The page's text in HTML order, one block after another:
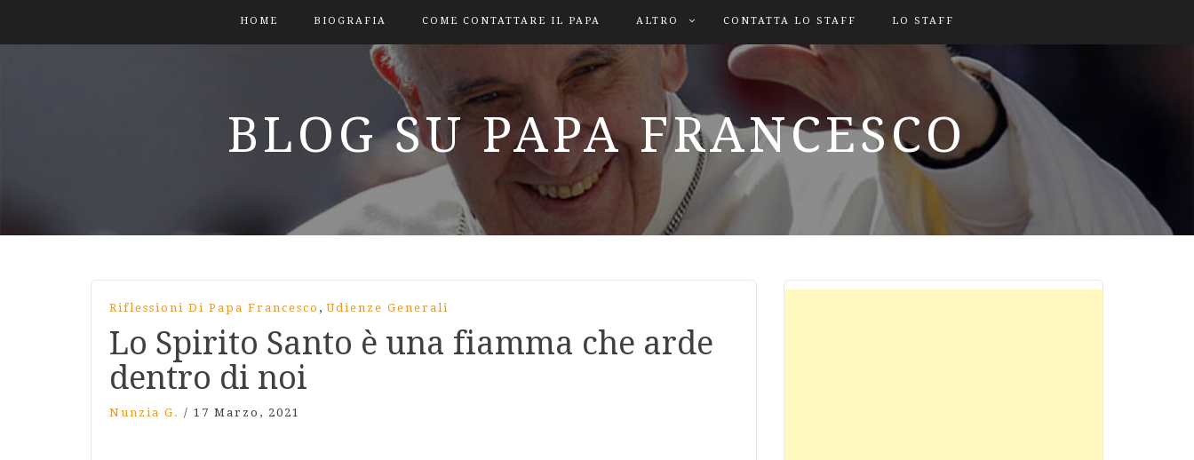
HOME BIOGRAFIA COME CONTATTARE IL PAPA ALTRO CONTATTA LO STAFF LO STAFF
BLOG SU PAPA FRANCESCO
Riflessioni Di Papa Francesco , Udienze Generali
Lo Spirito Santo è una fiamma che arde
dentro di noi
Nunzia G. / 17 Marzo, 2021